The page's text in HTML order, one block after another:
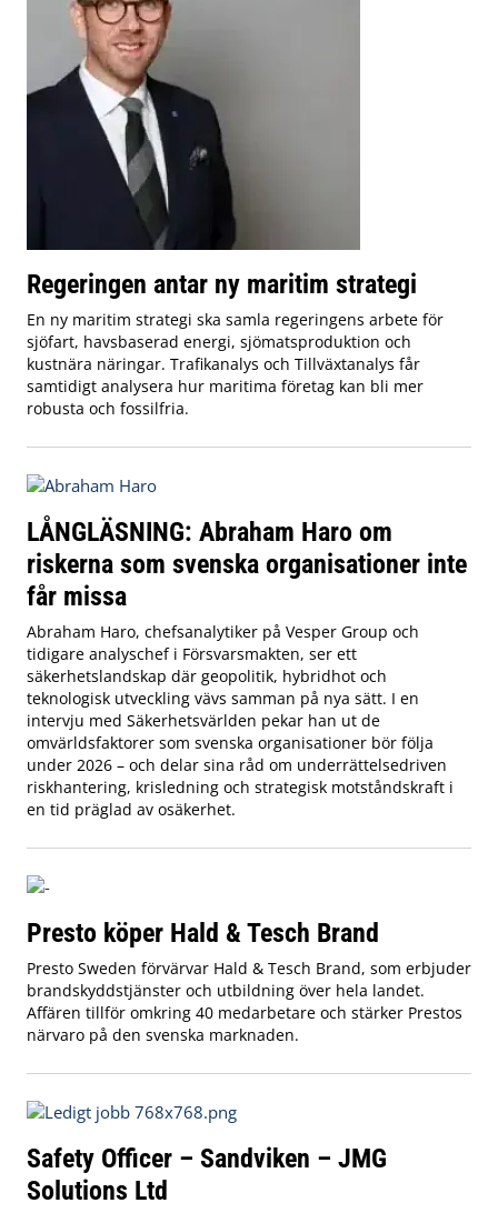
Regeringen antar ny maritim strategi
En ny maritim strategi ska samla regeringens arbete för
sjöfart, havsbaserad energi, sjömatsproduktion och
kustnära näringar. Trafikanalys och Tillväxtanalys får
samtidigt analysera hur maritima företag kan bli mer
robusta och fossilfria.
LÅNGLÄSNING: Abraham Haro om
riskerna som svenska organisationer inte
får missa
Abraham Haro, chefsanalytiker på Vesper Group och
tidigare analyschef i Försvarsmakten, ser ett
säkerhetslandskap där geopolitik, hybridhot och
teknologisk utveckling vävs samman på nya sätt. I en
intervju med Säkerhetsvärlden pekar han ut de
omvärldsfaktorer som svenska organisationer bör följa
under 2026 – och delar sina råd om underrättelsedriven
riskhantering, krisledning och strategisk motståndskraft i
en tid präglad av osäkerhet.
Presto köper Hald & Tesch Brand
Presto Sweden förvärvar Hald & Tesch Brand, som erbjuder
brandskyddstjänster och utbildning över hela landet.
Affären tillför omkring 40 medarbetare och stärker Prestos
närvaro på den svenska marknaden.
Safety Officer – Sandviken – JMG
Solutions Ltd